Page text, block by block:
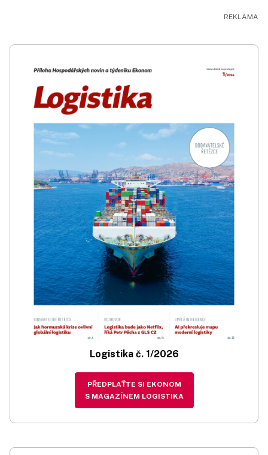
Logistika č. 1/2026
PŘEDPLAŤTE SI EKONOM
S MAGAZÍNEM LOGISTIKA